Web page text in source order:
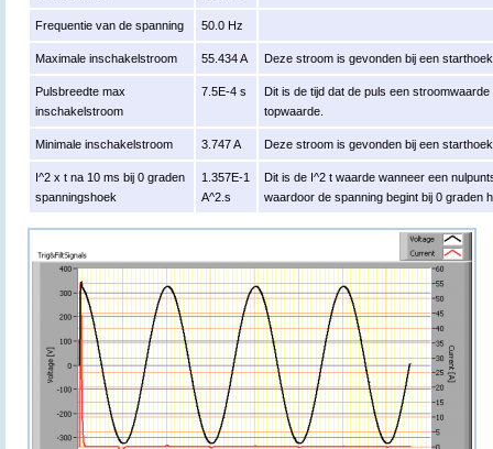
Frequentie van de spanning 50.0 Hz
Maximale inschakelstroom 55.434 A Deze stroom is gevonden bij een
Pulsbreedte max
inschakelstroom
7.5E-4 s
Dit is de tijd dat de puls een
topwaarde.
Minimale inschakelstroom 3.747 A Deze stroom is gevonden bij een
I^2 x t na 10 ms bij 0 graden
spanningshoek
1.357E-1
A^2.s
Dit is de I^2 t waarde wanneer een
waardoor de spanning begint bij 0 graden